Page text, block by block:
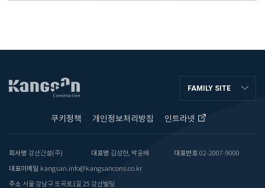
FAMILY SITE
쿠키정책 개인정보처리방침 인트라넷
회사명 강산건설(주) 대표명 김성현, 박윤배 대표번호 02-2007-9000
대표이메일 kangsan.info@kangsancons.co.kr
주소 서울 강남구 도곡로1길 25 강산빌딩